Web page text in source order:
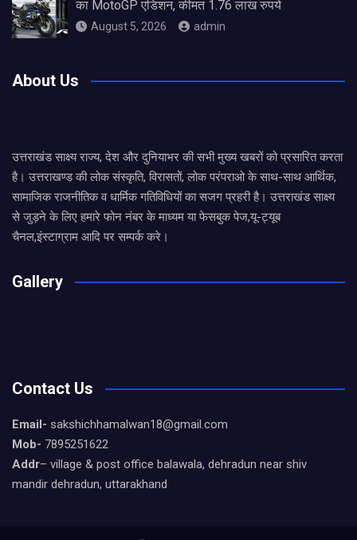
का MotoGP एडिशन, कीमत 1.76 लाख रुपये
August 5, 2026 admin
About Us
उत्तराखंड साक्ष्य राज्य, देश और दुनियाभर की सभी मुख्य खबरों को प्रसारित करता
है। उत्तराखण्ड की लोक संस्कृति, विरासतों, लोक परंपराओ के साथ-साथ आर्थिक,
सामाजिक राजनीतिक व धार्मिक गतिविधियों का सजग प्रहरी है। उत्तराखंड साक्ष्य
से जुड़ने के लिए हमारे फोन नंबर के माध्यम या फेसबुक पेज,यू-ट्यूब
चैनल,इंस्टाग्राम आदि पर सम्पर्क करे।
Gallery
Contact Us
Email- sakshichhamalwan18@gmail.com
Mob- 7895251622
Addr– village & post office balawala, dehradun near shiv
mandir dehradun, uttarakhand